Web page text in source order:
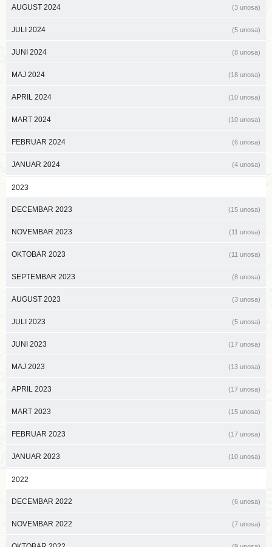
AUGUST 2024 (3 unosa)
JULI 2024 (5 unosa)
JUNI 2024 (8 unosa)
MAJ 2024 (18 unosa)
APRIL 2024 (10 unosa)
MART 2024 (10 unosa)
FEBRUAR 2024 (6 unosa)
JANUAR 2024 (4 unosa)
2023
DECEMBAR 2023 (15 unosa)
NOVEMBAR 2023 (11 unosa)
OKTOBAR 2023 (11 unosa)
SEPTEMBAR 2023 (8 unosa)
AUGUST 2023 (3 unosa)
JULI 2023 (5 unosa)
JUNI 2023 (17 unosa)
MAJ 2023 (13 unosa)
APRIL 2023 (17 unosa)
MART 2023 (15 unosa)
FEBRUAR 2023 (17 unosa)
JANUAR 2023 (10 unosa)
2022
DECEMBAR 2022 (6 unosa)
NOVEMBAR 2022 (7 unosa)